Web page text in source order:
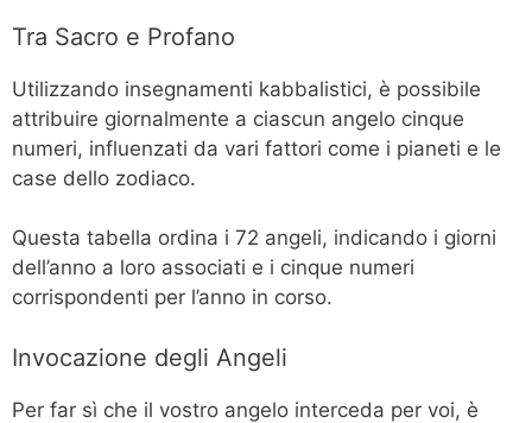
Tra Sacro e Profano
Utilizzando insegnamenti kabbalistici, è possibile
attribuire giornalmente a ciascun angelo cinque
numeri, influenzati da vari fattori come i pianeti e le
case dello zodiaco.
Questa tabella ordina i 72 angeli, indicando i giorni
dell’anno a loro associati e i cinque numeri
corrispondenti per l’anno in corso.
Invocazione degli Angeli
Per far sì che il vostro angelo interceda per voi, è